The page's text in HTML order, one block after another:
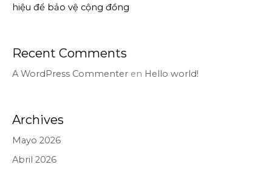
hiệu để bảo vệ cộng đồng
Recent Comments
A WordPress Commenter en Hello world!
Archives
Mayo 2026
Abril 2026